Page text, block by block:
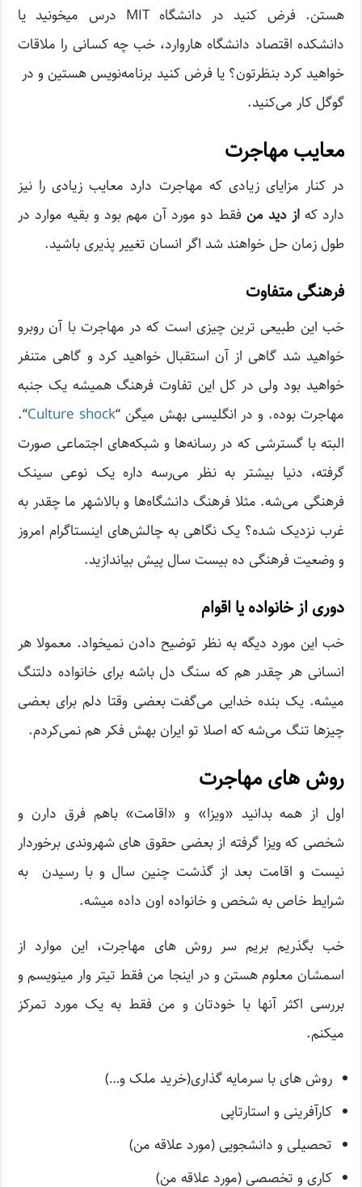
هستن. فرض کنید در دانشگاه MIT درس میخونید یا
دانشکده اقتصاد دانشگاه هاروارد، خب چه کسانی را ملاقات
خواهید کرد بنظرتون؟ یا فرض کنید برنامه‌نویس هستین و در
گوگل کار می‌کنید.
معایب مهاجرت
در کنار مزایای زیادی که مهاجرت دارد معایب زیادی را نیز
دارد کهاز دید من فقط دو مورد آن مهم بود و بقیه موارد در
طول زمان حل خواهند شد اگر انسان تغییر پذیری باشید.
فرهنگی متفاوت
خب این طبیعی ترین چیزی است که در مهاجرت با آن روبرو
خواهید شد گاهی از آن استقبال خواهید کرد و گاهی متنفر
خواهید بود ولی در کل این تفاوت فرهنگ همیشه یک جنبه
مهاجرت بوده. و در انگلیسی بهش میگن “Culture shock
“.
البته با گسترشی که در رسانه‌ها و شبکه‌های اجتماعی صورت
گرفته، دنیا بیشتر به نظر می‌رسه داره یک نوعی سینک
فرهنگی می‌شه. مثلا فرهنگ دانشگاه‌ها و بالا‌شهر ما چقدر به
غرب نزدیک شده؟ یک نگاهی به چالش‌های اینستاگرام امروز
و وضعیت فرهنگی ده بیست سال پیش بیاندازید.
دوری از خانواده یا اقوام
خب این مورد دیگه به نظر توضیح دادن نمیخواد. معمولا هر
انسانی هر چقدر هم که سنگ دل باشه برای خانواده دلتنگ
میشه. یک بنده خدایی می‌گفت بعضی وقتا دلم برای بعضی
چیزها تنگ می‌شه که اصلا تو ایران بهش فکر هم نمی‌کردم.
روش های مهاجرت
اول از همه بدانید «ویزا» و «اقامت» باهم فرق دارن و
شخصی که ویزا گرفته از بعضی حقوق های شهروندی برخوردار
نیست و اقامت بعد از گذشت چنین سال و با رسیدن به
شرایط خاص به شخص و خانواده اون داده میشه.
خب بگذریم بریم سر روش های مهاجرت، این موارد از
اسمشان معلوم هستن و در اینجا من فقط تیتر وار مینویسم و
بررسی اکثر آنها با خودتان و من فقط به یک مورد تمرکز
میکنم.
روش های با سرمایه گذاری(خرید ملک و…)
کارآفرینی و استارتاپی
تحصیلی و دانشجویی (مورد علاقه من)
کاری و تخصصی (مورد علاقه من)